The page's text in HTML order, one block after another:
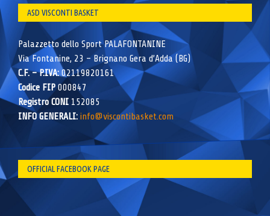
ASD VISCONTI BASKET
Palazzetto dello Sport PALAFONTANINE
Via Fontanine, 23 – Brignano Gera d’Adda (BG)
C.F. – P.IVA:02119820161
Codice FIP000847
Registro CONI 152085
INFO GENERALI: info@viscontibasket.com
OFFICIAL FACEBOOK PAGE